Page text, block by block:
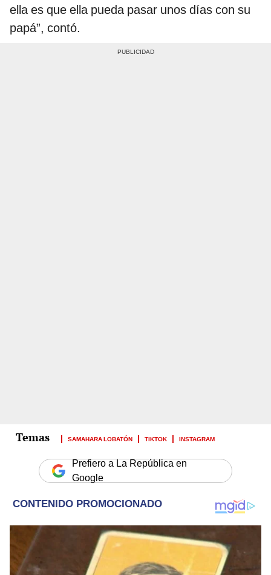
ella es que ella pueda pasar unos días con su
papá”, contó.
SAMAHARA LOBATÓN TIKTOK INSTAGRAM
Prefiero a La República en
Google